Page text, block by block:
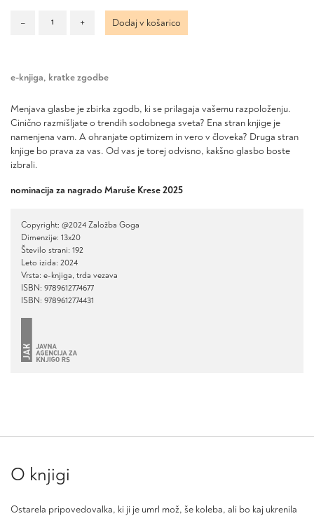
e-knjiga, kratke zgodbe
Menjava glasbe je zbirka zgodb, ki se prilagaja vašemu razpoloženju.
Cinično razmišljate o trendih sodobnega sveta? Ena stran knjige je
namenjena vam. A ohranjate optimizem in vero v človeka? Druga stran
knjige bo prava za vas. Od vas je torej odvisno, kakšno glasbo boste
izbrali.
nominacija za nagrado Maruše Krese 2025
– + Dodaj v košarico
Copyright: @2024 Založba Goga
Dimenzije: 13x20
Število strani: 192
Leto izida: 2024
Vrsta: e-knjiga, trda vezava
ISBN: 9789612774677
ISBN: 9789612774431
O knjigi
Ostarela pripovedovalka, ki ji je umrl mož, še koleba, ali bo kaj ukrenila